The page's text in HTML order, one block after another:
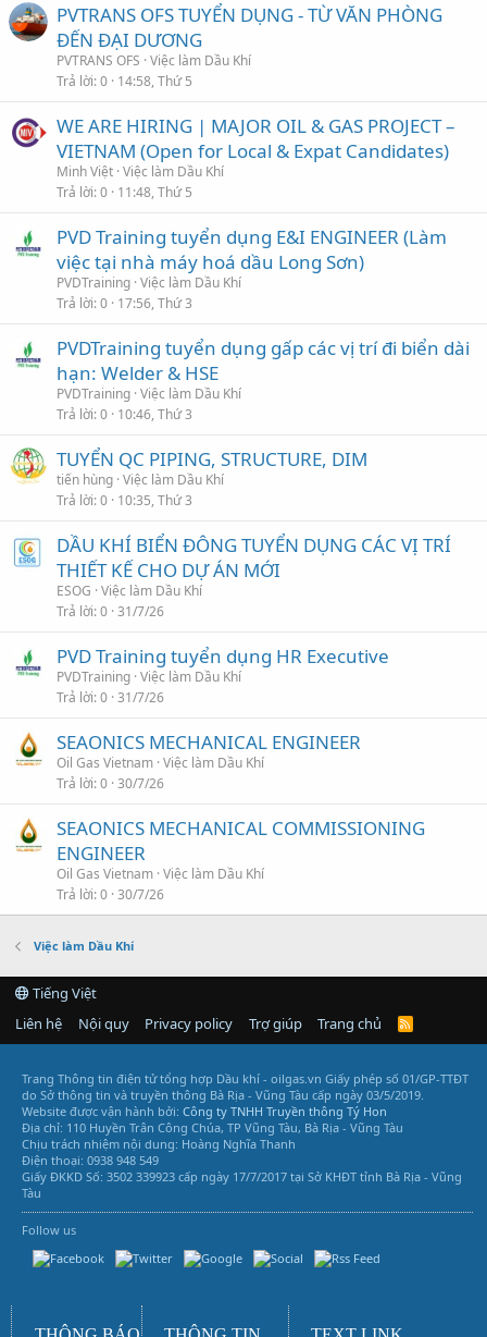
PVTRANS OFS TUYỂN DỤNG - TỪ VĂN PHÒNG
ĐẾN ĐẠI DƯƠNG
PVTRANS OFS Việc làm Dầu Khí
Trả lời 0 14:58, Thứ 5
WE ARE HIRING | MAJOR OIL & GAS PROJECT –
VIETNAM (Open for Local & Expat Candidates)
Minh Việt Việc làm Dầu Khí
Trả lời 0 11:48, Thứ 5
PVD Training tuyển dụng E&I ENGINEER (Làm
việc tại nhà máy hoá dầu Long Sơn)
PVDTraining Việc làm Dầu Khí
Trả lời 0 17:56, Thứ 3
PVDTraining tuyển dụng gấp các vị trí đi biển dài
hạn: Welder & HSE
PVDTraining Việc làm Dầu Khí
Trả lời 0 10:46, Thứ 3
TUYỂN QC PIPING, STRUCTURE, DIM
tiến hùng Việc làm Dầu Khí
Trả lời 0 10:35, Thứ 3
DẦU KHÍ BIỂN ĐÔNG TUYỂN DỤNG CÁC VỊ TRÍ
THIẾT KẾ CHO DỰ ÁN MỚI
ESOG Việc làm Dầu Khí
Trả lời 0 31/7/26
PVD Training tuyển dụng HR Executive
PVDTraining Việc làm Dầu Khí
Trả lời 0 31/7/26
SEAONICS MECHANICAL ENGINEER
Oil Gas Vietnam Việc làm Dầu Khí
Trả lời 0 30/7/26
SEAONICS MECHANICAL COMMISSIONING
ENGINEER
Oil Gas Vietnam Việc làm Dầu Khí
Trả lời 0 30/7/26
Việc làm Dầu Khí
Tiếng Việt
Liên hệ
Nội quy Privacy policy Trợ giúp Trang chủ
R
Trang Thông tin điện tử tổng hợp Dầu khí - oilgas.vn Giấy phép số 01/GP-TTĐT
do Sở thông tin và truyền thông Bà Rịa - Vũng Tàu cấp ngày 03/5/2019.
Website được vận hành bởi: Công ty TNHH Truyền thông Tý Hon
Địa chỉ: 110 Huyền Trân Công Chúa, TP Vũng Tàu, Bà Rịa - Vũng Tàu
Chịu trách nhiệm nội dung: Hoàng Nghĩa Thanh
Điện thoại: 0938 948 549
Giấy ĐKKD Số: 3502 339923 cấp ngày 17/7/2017 tại Sở KHĐT tỉnh Bà Rịa - Vũng
Tàu
Follow us